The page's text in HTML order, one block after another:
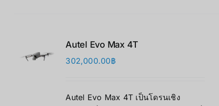
Autel Evo Max 4T
302,000.00฿
Autel Evo Max 4T เป็นโดรนเชิง